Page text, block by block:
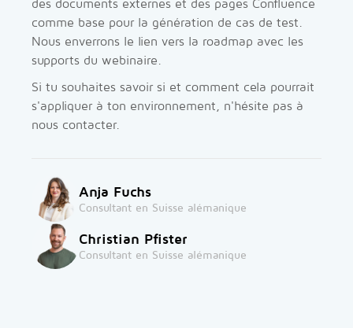
des documents externes et des pages Confluence
comme base pour la génération de cas de test.
Nous enverrons le lien vers la roadmap avec les
supports du webinaire.
Si tu souhaites savoir si et comment cela pourrait
s'appliquer à ton environnement, n'hésite pas à
nous contacter.
Anja Fuchs
Consultant en Suisse alémanique
Christian Pfister
Consultant en Suisse alémanique